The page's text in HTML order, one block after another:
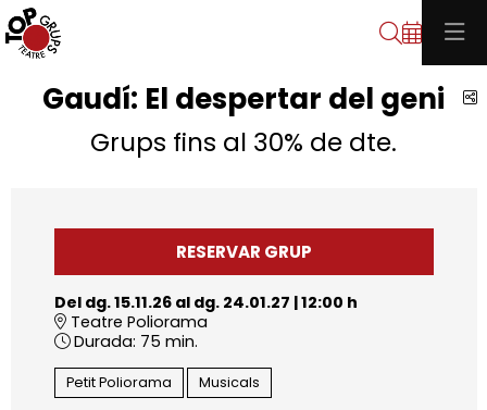
Cerca
Gaudí: El despertar del geni
Grups fins al 30% de dte.
RESERVAR GRUP
Del dg. 15.11.26al dg. 24.01.27 |12:00 h
Teatre Poliorama
Durada: 75 min.
Petit Poliorama Musicals